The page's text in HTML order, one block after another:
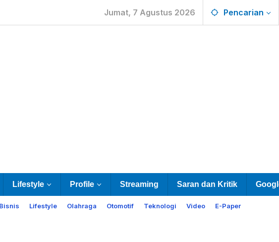
Jumat, 7 Agustus 2026 Pencarian
Lifestyle Profile Streaming Saran dan Kritik
Lifestyle Olahraga Otomotif Teknologi Video E-Paper